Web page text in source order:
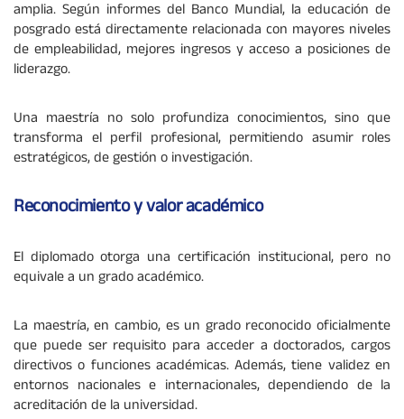
amplia. Según informes del Banco Mundial, la educación de
posgrado está directamente relacionada con mayores niveles
de empleabilidad, mejores ingresos y acceso a posiciones de
liderazgo.
Una maestría no solo profundiza conocimientos, sino que
transforma el perfil profesional, permitiendo asumir roles
estratégicos, de gestión o investigación.
Reconocimiento y valor académico
El diplomado otorga una certificación institucional, pero no
equivale a un grado académico.
La maestría, en cambio, es un grado reconocido oficialmente
que puede ser requisito para acceder a doctorados, cargos
directivos o funciones académicas. Además, tiene validez en
entornos nacionales e internacionales, dependiendo de la
acreditación de la universidad.